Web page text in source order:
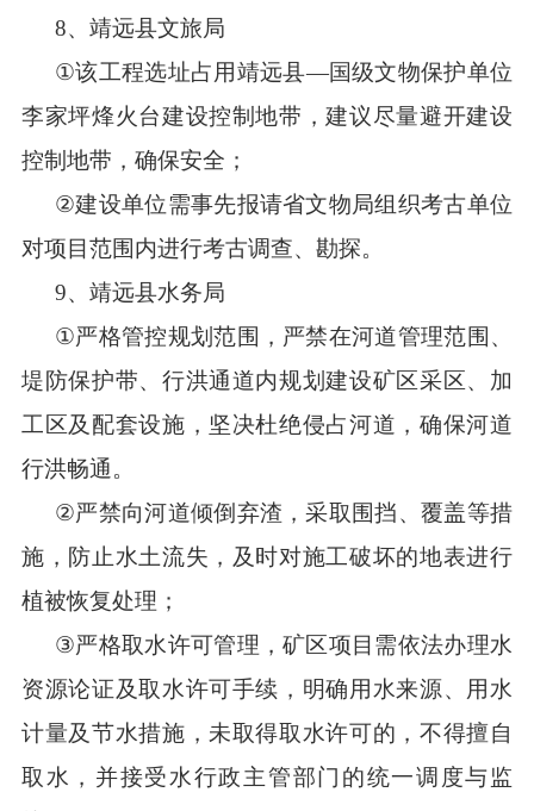
8、靖远县文旅局
①该工程选址占用靖远县—国级文物保护单位
李家坪烽火台建设控制地带，建议尽量避开建设
控制地带，确保安全 ；
②建设单位需事先报请省文物局组织考古单位
对项目范围内进行考古调查、勘探。
9、靖远县水务局
①严格管控规划范围，严禁在河道管理范围、
堤防保护带、行洪通道内规划建设矿区采区、加
工区及配套设施，坚决杜绝侵占河道，确保河道
行洪畅通。
②严禁向河道倾倒弃渣，采取围挡、覆盖等措
施，防止水土流失，及时对施工破坏的地表进行
植被恢复处理 ；
③严格取水许可管理，矿区项目需依法办理水
资源论证及取水许可手续，明确用水来源、用水
计量及节水措施，未取得取水许可的，不得擅自
取水，并接受水行政主管部门的统一调度与监